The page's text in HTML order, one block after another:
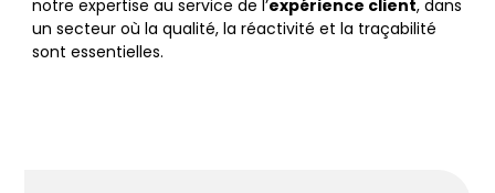
notre expertise au service de l’expérience client, dans
un secteur où la qualité, la réactivité et la traçabilité
sont essentielles.